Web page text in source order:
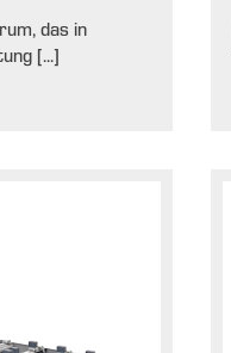
das in
[...]